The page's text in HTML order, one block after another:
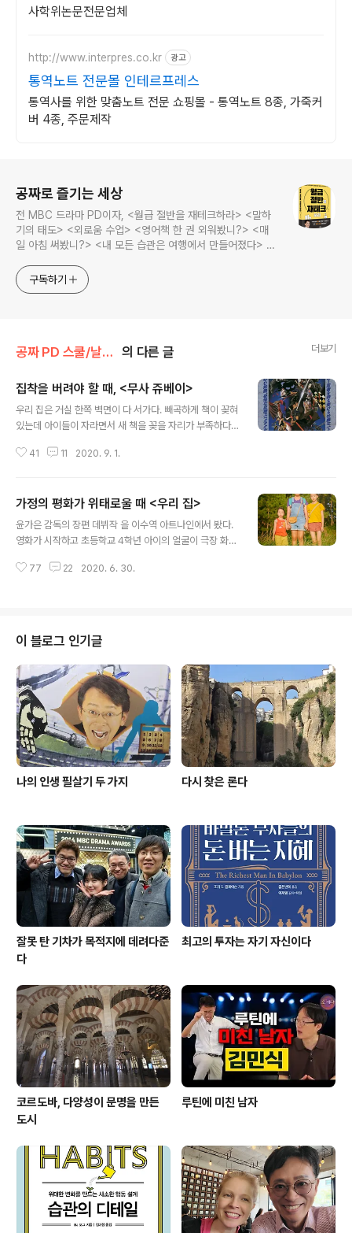
사학위논문전문업체
http://www.interpres.co.kr 광고
통역노트 전문몰 인테르프레스
통역사를 위한 맞춤노트 전문 쇼핑몰 - 통역노트 8종, 가죽커
버 4종, 주문제작
공짜로 즐기는 세상
전 MBC 드라마 PD이자, <월급 절반을 재테크하라> <말하
기의 태도> <외로움 수업> <영어책 한 권 외워봤니?> <매
일 아침 써봤니?> <내 모든 습관은 여행에서 만들어졌다> <
로그입니다.
구독하기
공짜 PD 스쿨/날라리 영화 감상문 의 다른 글 더보기
집착을 버려야 할 때, <무사 쥬베이>
우리 집은 거실 한쪽 벽면이 다 서가다. 빼곡하게 책이 꽂혀
있는데 아이들이 자라면서 새 책을 꽂을 자리가 부족하다.
발을 동동거리는 참에 서재 한 칸을 차지한 DVD 컬렉션이
는 쉽지 않다. 분리수거를 위해 비닐을 벗기고 종이 표지를
빼내고 플라스틱만 남긴다. 그러다 DVD를 봤다. ‘아, 수병
위인풍첩!’ 1996년도에 MBC에 함께 입사한 동기들 중에
안의 반대로 방송사 입사한 친구도 있고, 나처럼 영상 제작
41 11 2020. 9. 1.
가정의 평화가 위태로울 때 <우리 집>
윤가은 감독의 장편 데뷔작 을 이수역 아트나인에서 봤다.
영화가 시작하고 초등학교 4학년 아이의 얼굴이 극장 화면
하는 주인공의 심리를 탁월하게 잡아냈다. 영화 에서도 감
가 못마땅하고, 아빠는 엄마가 불만이고, 아이는 가운데서
눈치만 살핀다. 이러다 우리 엄마 아빠 이혼하는 거 아냐?
가정의 평화를 지키고 싶은 아이의 애달픈 노력이 시작된
다. 영화를 보는데 주인공 아이의 표정 위로 열 살 때 내 모
습이 포개졌다. 어린 시절, 나의 아버지와 어머니는 부부싸
움을 심하게 하셨다. 한번 ..
77 22 2020. 6. 30.
이 블로그 인기글
나의 인생 필살기 두 가지 다시 찾은 론다
잘못 탄 기차가 목적지에 데려다준
다
최고의 투자는 자기 자신이다
코르도바, 다양성이 문명을 만든
도시
루틴에 미친 남자